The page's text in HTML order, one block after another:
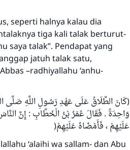
seperti halnya kalau dia
tiga kali talak berturut-
saya talak”. Pendapat yang
jatuh talak satu,
–radhiyallahu ‘anhu-
(كَانَ الطَّلَاقُ عَلَى عَهْدِ رَسُولِ اللَّهِ صَلَّى
وَاحِدَةً . فَقَالَ عُمَرُ بْنُ الْخَطَّابِ : إِنَّ
عَلَيْهِمْ ، فَأَمْضَاهُ عَلَيْهِمْ(
‘alaihi wa sallam- dan Abu